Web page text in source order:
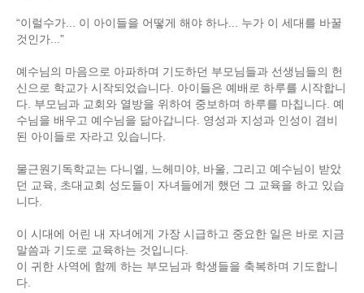
“이럴수가... 이 아이들을 어떻게 해야 하나... 누가 이 세대를 바꿀
것인가...”
예수님의 마음으로 아파하며 기도하던 부모님들과 선생님들의 헌
신으로 학교가 시작되었습니다. 아이들은 예배로 하루를 시작합니
다. 부모님과 교회와 열방을 위하여 중보하며 하루를 마칩니다. 예
수님을 배우고 예수님을 닮아갑니다. 영성과 지성과 인성이 겸비
된 아이들로 자라고 있습니다.
물근원기독학교는 다니엘, 느헤미야, 바울, 그리고 예수님이 받았
던 교육, 초대교회 성도들이 자녀들에게 했던 그 교육을 하고 있습
니다.
이 시대에 어린 내 자녀에게 가장 시급하고 중요한 일은 바로 지금
말씀과 기도로 교육하는 것입니다.
이 귀한 사역에 함께 하는 부모님과 학생들을 축복하며 기도합니
다.